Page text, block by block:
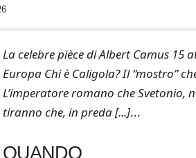
La celebre pièce di Albert Camus
Europa Chi è Caligola? Il “mostro”
L’imperatore romano che Svetonio,
tiranno che, in preda [...]...
QUANDO